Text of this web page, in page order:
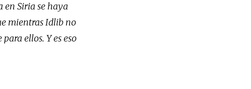
en Siria se haya
mientras Idlib no
ellos. Y es eso